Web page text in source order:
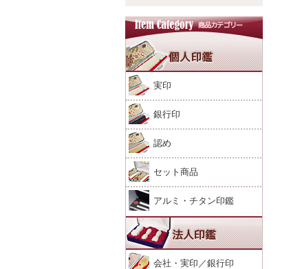
実印
銀行印
認め
セット商品
アルミ・チタン印鑑
会社・実印／銀行印